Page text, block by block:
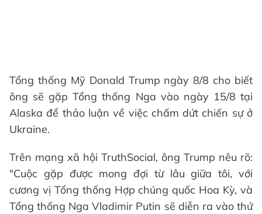
Tổng thống Mỹ Donald Trump ngày 8/8 cho biết
ông sẽ gặp Tổng thống Nga vào ngày 15/8 tại
Alaska để thảo luận về việc chấm dứt chiến sự ở
Ukraine.
Trên mạng xã hội TruthSocial, ông Trump nêu rõ:
"Cuộc gặp được mong đợi từ lâu giữa tôi, với
cương vị Tổng thống Hợp chúng quốc Hoa Kỳ, và
Tổng thống Nga Vladimir Putin sẽ diễn ra vào thứ